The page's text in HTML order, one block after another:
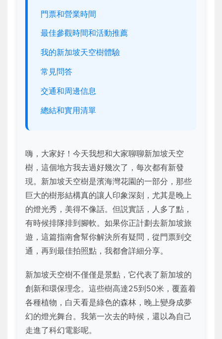
門票和營業時間
最佳參觀時間和活動推薦
我的新加坡天空樹體驗
常見問答
交通和周邊信息
總結和實用清單
嗨，大家好！今天我想和大家聊聊新加坡天空
樹，這個地方我去過好幾次了，每次都有新發
現。新加坡天空樹是濱海灣花園的一部分，那些
巨大的樹形結構真的讓人印象深刻，尤其是晚上
的燈光秀，美得不像話。但説實話，人多了點，
有時候排隊排到腳軟。如果你正計劃去新加坡旅
遊，這篇指南會幫你解決所有疑問，從門票到交
通，再到最佳拍照點，我都會詳細分享。
新加坡天空樹不僅僅是景點，它代表了新加坡的
創新和環保理念。這些樹高達25到50米，覆蓋着
各種植物，白天看是綠色的森林，晚上變身成夢
幻的燈光舞台。我第一次去的時候，還以為自己
走進了科幻電影呢。